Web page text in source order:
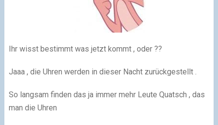
Ihr wisst bestimmt was jetzt kommt , oder ??
Jaaa , die Uhren werden in dieser Nacht zurückgestellt .
So langsam finden das ja immer mehr Leute Quatsch , das
man die Uhren